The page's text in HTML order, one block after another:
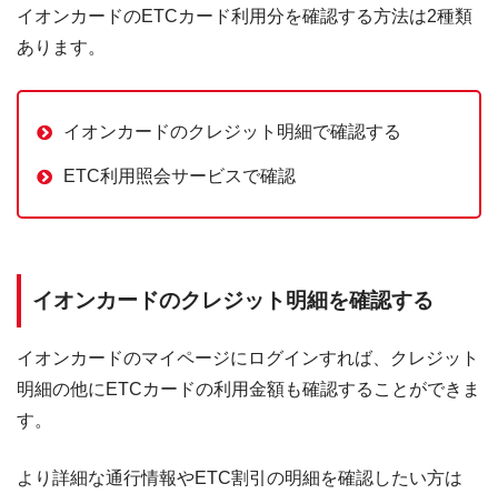
イオンカードのETCカード利用分を確認する方法は2種類
あります。
イオンカードのクレジット明細で確認する
ETC利用照会サービスで確認
イオンカードのクレジット明細を確認する
イオンカードのマイページにログインすれば、クレジット
明細の他にETCカードの利用金額も確認することができま
す。
より詳細な通行情報やETC割引の明細を確認したい方は